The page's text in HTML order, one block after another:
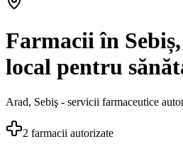
Farmacii în
local pentru
Arad, Sebiş - servicii farmaceutice
2 farmacii autorizate